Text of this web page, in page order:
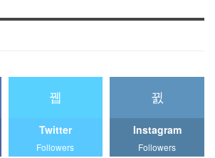
Twitter
Followers
Instagram
Followers